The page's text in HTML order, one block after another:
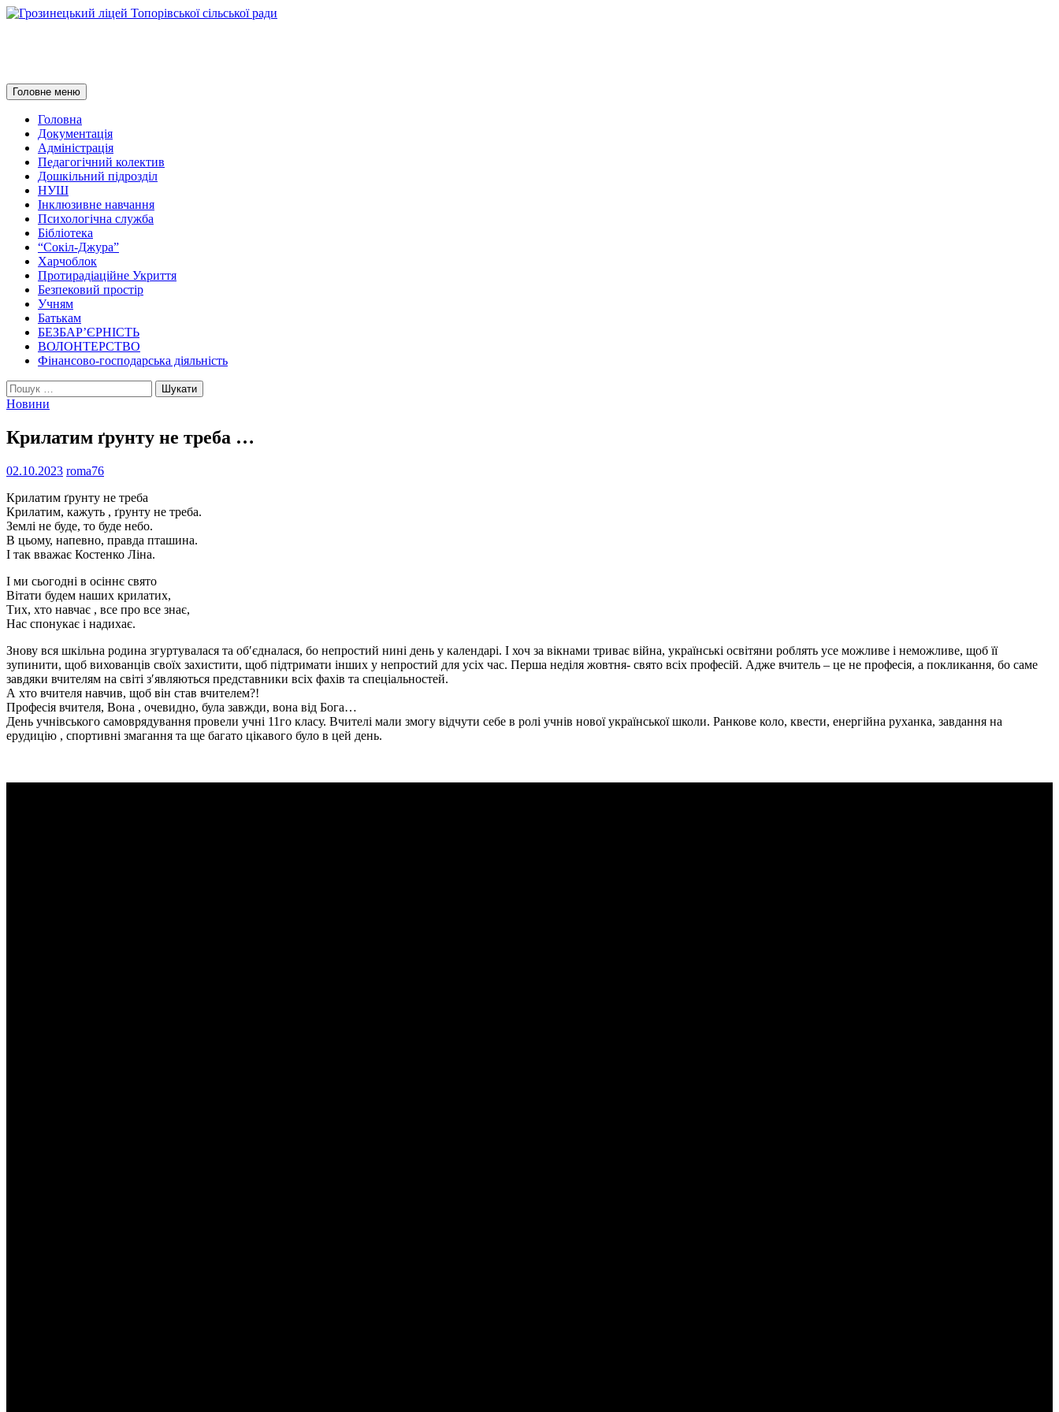
Пошук
Головне меню Перейти
до
Головна
Документація
Адміністрація
Педагогічний колектив
Дошкільний підрозділ
НУШ
Інклюзивне навчання
Психологічна служба
Бібліотека
“Сокіл-Джура”
Харчоблок
Протирадіаційне Укриття
Безпековий простір
Учням
Батькам
БЕЗБАР’ЄРНІСТЬ
ВОЛОНТЕРСТВО
Фінансово-господарська діяльність
Пошук:
Новини
Крилатим ґрунту не треба …
02.10.2023 roma76
Крилатим ґрунту не треба
Крилатим, кажуть , ґрунту не треба.
Землі не буде, то буде небо.
В цьому, напевно, правда пташина.
І так вважає Костенко Ліна.
І ми сьогодні в осіннє свято
Вітати будем наших крилатих,
Тих, хто навчає , все про все знає,
Нас спонукає і надихає.
Знову вся шкільна родина згуртувалася та об′єдналася, бо непростий нині день у календарі. І хоч за вікнами триває війна, українські освітяни роблять усе можливе і неможливе, щоб її
зупинити, щоб вихованців своїх захистити, щоб підтримати інших у непростий для усіх час. Перша неділя жовтня- свято всіх професій. Адже вчитель – це не професія, а покликання, бо саме
завдяки вчителям на світі з′являються представники всіх фахів та спеціальностей.
А хто вчителя навчив, щоб він став вчителем?!
Професія вчителя, Вона , очевидно, була завжди, вона від Бога…
День учнівського самоврядування провели учні 11го класу. Вчителі мали змогу відчути себе в ролі учнів нової української школи. Ранкове коло, квести, енергійна руханка, завдання на
ерудицію , спортивні змагання та ще багато цікавого було в цей день.